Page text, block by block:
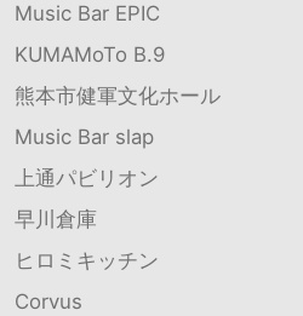
Music Bar EPIC
KUMAMoTo B.9
熊本市健軍文化ホール
Music Bar slap
上通パビリオン
早川倉庫
ヒロミキッチン
Corvus